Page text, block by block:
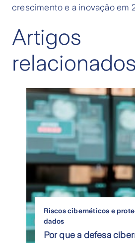
crescimento e a inovação em
Artigos
relacionados
Riscos cibernéticos e
dados
Por que a defesa